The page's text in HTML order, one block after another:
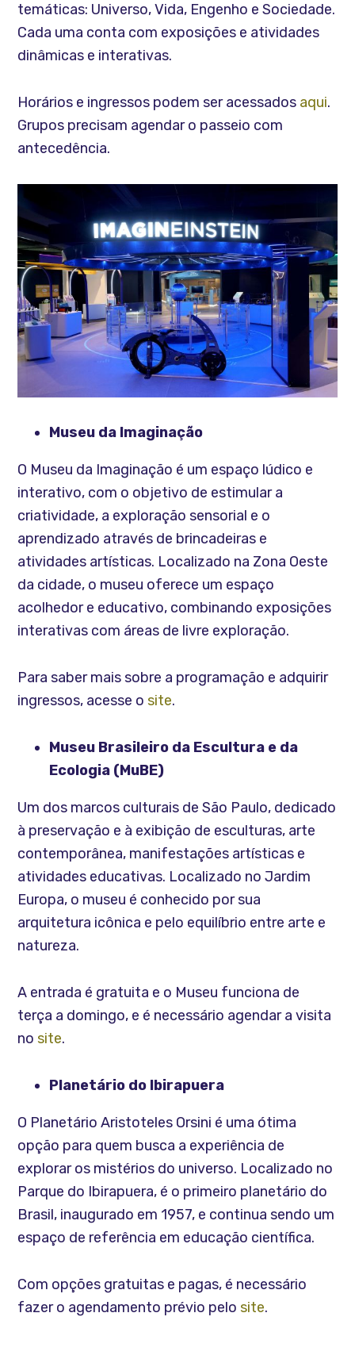
temáticas: Universo, Vida, Engenho e Sociedade.
Cada uma conta com exposições e atividades
dinâmicas e interativas.
Horários e ingressos podem ser acessados aqui.
Grupos precisam agendar o passeio com
antecedência.
Museu da Imaginação
O Museu da Imaginação é um espaço lúdico e
interativo, com o objetivo de estimular a
criatividade, a exploração sensorial e o
aprendizado através de brincadeiras e
atividades artísticas. Localizado na Zona Oeste
da cidade, o museu oferece um espaço
acolhedor e educativo, combinando exposições
interativas com áreas de livre exploração.
Para saber mais sobre a programação e adquirir
ingressos, acesse osite.
Museu Brasileiro da Escultura e da
Ecologia (MuBE)
Um dos marcos culturais de São Paulo, dedicado
à preservação e à exibição de esculturas, arte
contemporânea, manifestações artísticas e
atividades educativas. Localizado no Jardim
Europa, o museu é conhecido por sua
arquitetura icônica e pelo equilíbrio entre arte e
natureza.
A entrada é gratuita e o Museu funciona de
terça a domingo, e é necessário agendar a visita
nosite.
Planetário do Ibirapuera
O Planetário Aristoteles Orsini é uma ótima
opção para quem busca a experiência de
explorar os mistérios do universo. Localizado no
Parque do Ibirapuera, é o primeiro planetário do
Brasil, inaugurado em 1957, e continua sendo um
espaço de referência em educação científica.
Com opções gratuitas e pagas, é necessário
fazer o agendamento prévio pelosite.